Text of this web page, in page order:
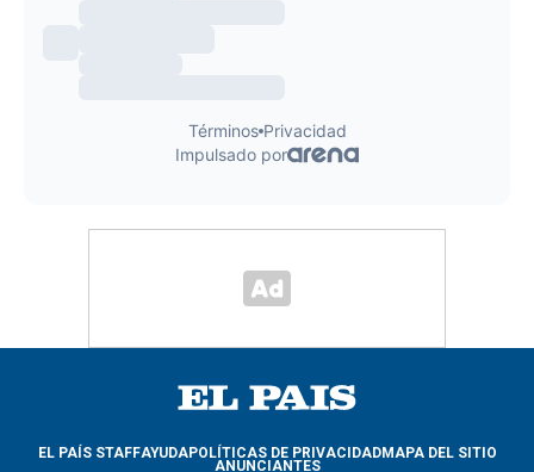
EL PAÍS STAFFAYUDAPOLÍTICAS DE PRIVACIDADMAPA DEL SITIO
ANUNCIANTES